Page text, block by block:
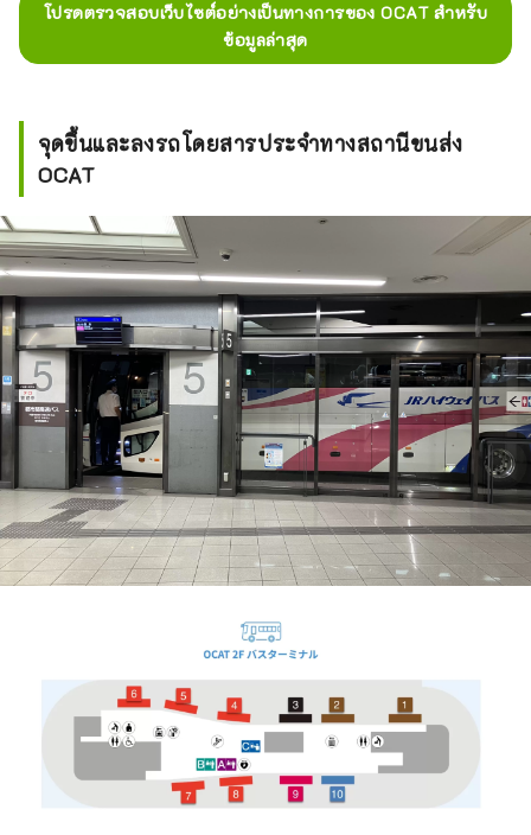
โอซาก้าใต้ และสถานีขนส่งผู้โดยสาร
สนามบินนานาชาติคันไซ และเชื่อมต่อ
ตั้งของร้านค้า ร้านอาหาร และศูนย์
แจ้งก็เป็นสถานที่สำหรับชุมชนนักเต้น
สตรีทแดนซ์รุ่นใหม่ของโอซาก้ามา
ฝึกฝนและพบปะสังสรรค์กัน
โปรดตรวจสอบเว็บไซต์อย่างเป็นทางการของ OCAT สำหรับ
ข้อมูลล่าสุด
จุดขึ้นและลงรถโดยสารประจำทางสถานีขนส่ง
OCAT